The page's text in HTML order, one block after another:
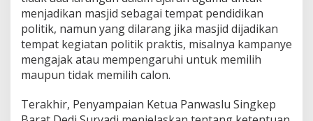
menjadikan masjid sebagai tempat pendidikan
politik, namun yang dilarang jika masjid dijadikan
tempat kegiatan politik praktis, misalnya kampanye
mengajak atau mempengaruhi untuk memilih
maupun tidak memilih calon.
Terakhir, Penyampaian Ketua Panwaslu Singkep